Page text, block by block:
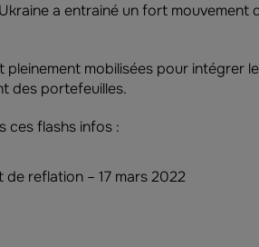
a entrainé un fort
mobilisées pour intégrer
des portefeuilles.
ces flashs infos :
reflation – 17 mars 2022